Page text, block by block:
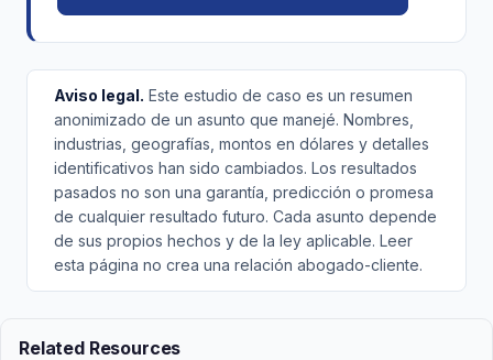
Aviso legal. Este estudio de caso es un resumen
anonimizado de un asunto que manejé. Nombres,
industrias, geografías, montos en dólares y detalles
identificativos han sido cambiados. Los resultados
pasados no son una garantía, predicción o promesa
de cualquier resultado futuro. Cada asunto depende
de sus propios hechos y de la ley aplicable. Leer
esta página no crea una relación abogado-cliente.
Related Resources